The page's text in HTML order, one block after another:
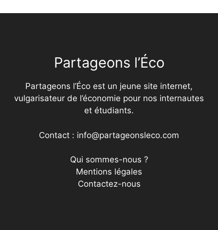
Partageons l’Éco
Partageons l’Éco est un jeune site internet,
vulgarisateur de l’économie pour nos internautes
et étudiants.
Contact : info@partageonsleco.com
Qui sommes-nous ?
Mentions légales
Contactez-nous